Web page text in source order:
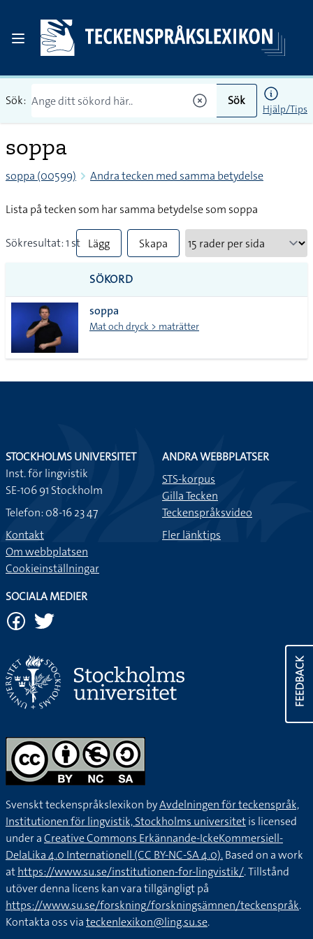
Sök: Sök
Hjälp/Tips
soppa
soppa (00599) Andra tecken med samma betydelse
Lista på tecken som har samma betydelse som soppa
Sökresultat: 1 st Lägg
till
alla i
lista
Skapa
SÖKORD
soppa
Mat och dryck > maträtter
FEEDBACK
STOCKHOLMS UNIVERSITET
Inst. för lingvistik
SE-106 91 Stockholm
Telefon: 08-16 23 47
Kontakt
Om webbplatsen
Cookieinställningar
ANDRA WEBBPLATSER
STS-korpus
Gilla Tecken
Teckenspråksvideo
Fler länktips
SOCIALA MEDIER
Svenskt teckenspråkslexikon byAvdelningen för teckenspråk,
Institutionen för lingvistik, Stockholms universitetis licensed
under aCreative Commons Erkännande-IckeKommersiell-
DelaLika 4.0 Internationell (CC BY-NC-SA 4.0).Based on a work
athttps://www.su.se/institutionen-for-lingvistik/. Tillstånd
utöver denna licens kan vara tillgängligt på
https://www.su.se/forskning/forskningsämnen/teckenspråk.
Kontakta oss viateckenlexikon@ling.su.se.